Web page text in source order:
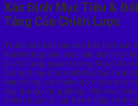
Xác Định Mục Tiêu &
Tảng Của Chiến Lược
Trước khi bắt tay vào bất kỳ hoạt
Marketing nào, việc xác định rõ
là vô cùng quan trọng. Mục tiêu
lượng truy cập website, tạo ra
bán hàng, cải thiện độ nhận diện
xây dựng cộng đồng. Mỗi mục
chiến lược và các kênh tiếp thị